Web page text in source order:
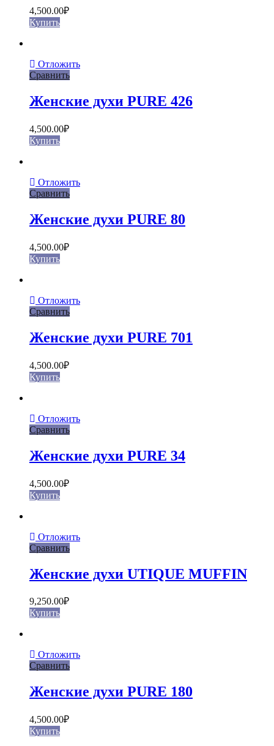
4,500.00₽
Купить
Отложить
Сравнить
Женские духи PURE 426
4,500.00₽
Купить
Отложить
Сравнить
Женские духи PURE 80
4,500.00₽
Купить
Отложить
Сравнить
Женские духи PURE 701
4,500.00₽
Купить
Отложить
Сравнить
Женские духи PURE 34
4,500.00₽
Купить
Отложить
Сравнить
Женские духи UTIQUE MUFFIN
9,250.00₽
Купить
Отложить
Сравнить
Женские духи PURE 180
4,500.00₽
Купить